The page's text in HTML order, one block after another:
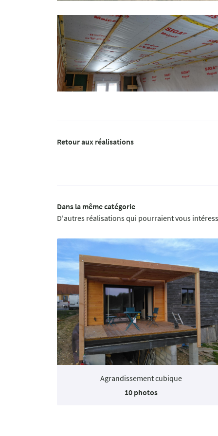
Retour aux réalisations
Dans la même catégorie
D'autres réalisations qui pourraient vous
Agrandissement cubique
10 photos